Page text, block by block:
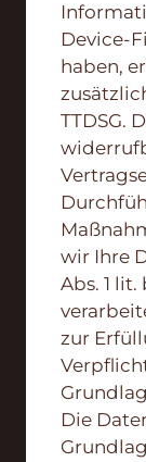
Device-
haben,
TTDSG.
wir Ihre
Abs. 1 lit.
zur
Die